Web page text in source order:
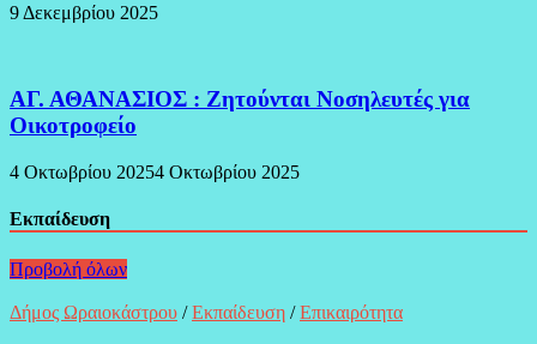
9 Δεκεμβρίου 2025
ΑΓ. ΑΘΑΝΑΣΙΟΣ : Ζητούνται Νοσηλευτές για
Οικοτροφείο
4 Οκτωβρίου 20254 Οκτωβρίου 2025
Εκπαίδευση
Προβολή όλων
Δήμος Ωραιοκάστρου /Εκπαίδευση /Επικαιρότητα